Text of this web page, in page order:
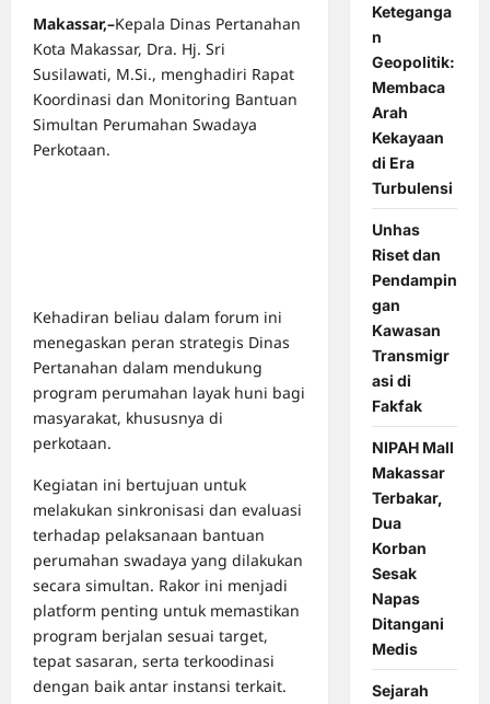
Makassar,–Kepala Dinas Pertanahan
Kota Makassar, Dra. Hj. Sri
Susilawati, M.Si., menghadiri Rapat
Koordinasi dan Monitoring Bantuan
Simultan Perumahan Swadaya
Perkotaan.
Kehadiran beliau dalam forum ini
menegaskan peran strategis Dinas
Pertanahan dalam mendukung
program perumahan layak huni bagi
masyarakat, khususnya di
perkotaan.
Kegiatan ini bertujuan untuk
melakukan sinkronisasi dan evaluasi
terhadap pelaksanaan bantuan
perumahan swadaya yang dilakukan
secara simultan. Rakor ini menjadi
platform penting untuk memastikan
program berjalan sesuai target,
tepat sasaran, serta terkoodinasi
dengan baik antar instansi terkait.
Keteganga
n
Geopolitik:
Membaca
Arah
Kekayaan
di Era
Turbulensi
Unhas
Riset dan
Pendampin
gan
Kawasan
Transmigr
asi di
Fakfak
NIPAH Mall
Makassar
Terbakar,
Dua
Korban
Sesak
Napas
Ditangani
Medis
Sejarah